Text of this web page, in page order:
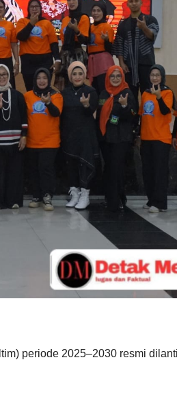
periode 2025–2030 resmi